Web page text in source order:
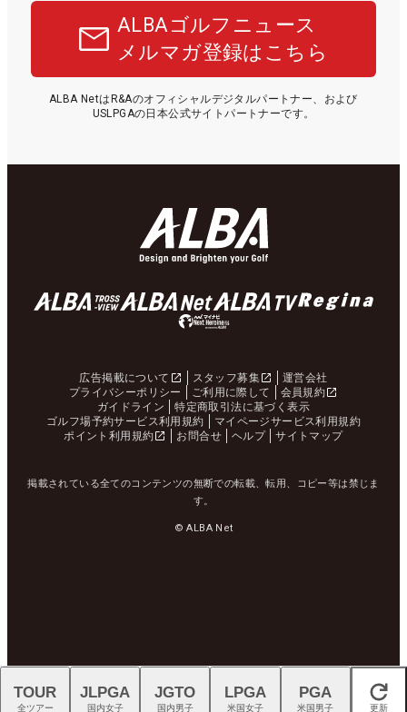
ALBAゴルフニュース
メルマガ登録はこちら
ALBA NetはR&Aのオフィシャルデジタルパートナー、および
USLPGAの日本公式サイトパートナーです。
広告掲載について スタッフ募集
運営会社
プライバシーポリシー
ご利用に際して
会員規約
ガイドライン
特定商取引法に基づく表示
ゴルフ場予約サービス利用規約
マイページサービス利用規約
ポイント利用規約
お問合せ ヘルプ サイトマップ
掲載されている全てのコンテンツの無断での転載、転用、コピー等は禁じま
す。
© ALBA Net
閉じる
TOUR
全ツアー
JLPGA
国内女子
JGTO
国内男子
LPGA
米国女子
PGA
米国男子 更新